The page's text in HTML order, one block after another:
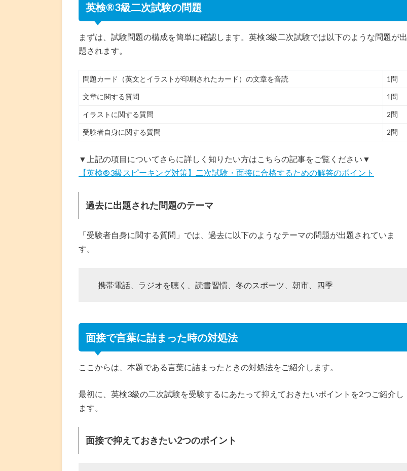
英検®3級二次試験の問題
まずは、試験問題の構成を簡単に確認します。英検3級二次試験では以下のような問題が出
題されます。
問題カード（英文とイラストが印刷されたカード）の文章を音読 1問
文章に関する質問 1問
イラストに関する質問 2問
受験者自身に関する質問 2問
▼上記の項目についてさらに詳しく知りたい方はこちらの記事をご覧ください▼
【英検®︎3級スピーキング対策】二次試験・面接に合格するための解答のポイント
過去に出題された問題のテーマ
「受験者自身に関する質問」では、過去に以下のようなテーマの問題が出題されていま
す。
携帯電話、ラジオを聴く、読書習慣、冬のスポーツ、朝市、四季
面接で言葉に詰まった時の対処法
ここからは、本題である言葉に詰まったときの対処法をご紹介します。
最初に、英検3級の二次試験を受験するにあたって抑えておきたいポイントを2つご紹介し
ます。
面接で抑えておきたい2つのポイント